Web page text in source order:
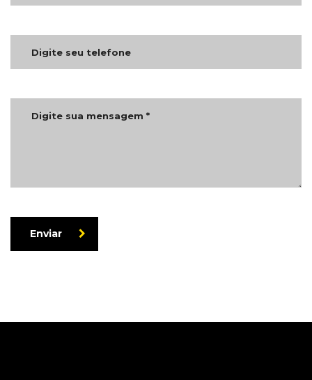
Enviar